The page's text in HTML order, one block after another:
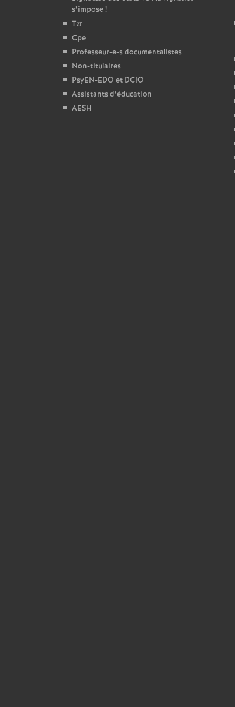
e
c
o
n
s’impose!
Tzr
Cpe
Professeur-e-s documentalistes
Non-titulaires
PsyEN-EDO et DCIO
Assistants d’éducation
AESH